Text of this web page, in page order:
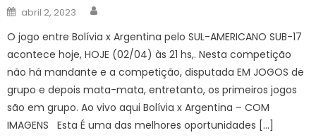
Posted
on
abril 2, 2023
O jogo entre Bolívia x Argentina pelo SUL-AMERICANO SUB-17
acontece hoje, HOJE (02/04) às 21 hs,. Nesta competição
não há mandante e a competição, disputada EM JOGOS de
grupo e depois mata-mata, entretanto, os primeiros jogos
são em grupo. Ao vivo aqui Bolívia x Argentina – COM
IMAGENS Esta É uma das melhores oportunidades […]